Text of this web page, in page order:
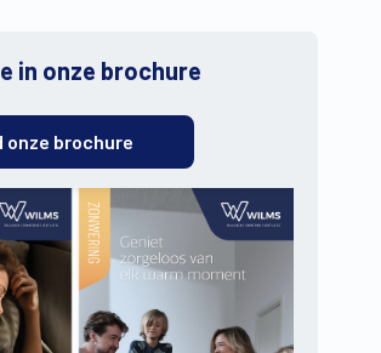
in onze brochure
onze brochure